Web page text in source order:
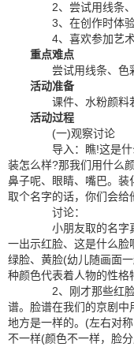
2、尝试用线条、
3、在创作时体验
4、喜欢参加艺术
重点难点
尝试用线条、色彩
活动准备
课件、水粉颜料
活动过程
(一)观察讨论
导入：瞧!这是什
装怎么样?那我们用什么
鼻子呢、眼睛、嘴巴。装
取个名字的话，你们会给
讨论：
小朋友取的名字真
一出示红脸、这是什么脸
绿脸、黄脸(幼儿随画面
种颜色代表着人物的性格
2、刚才那些红脸
谱。脸谱在我们的京剧
地方是一样的。(左右对
不一样(颜色不一样，脸